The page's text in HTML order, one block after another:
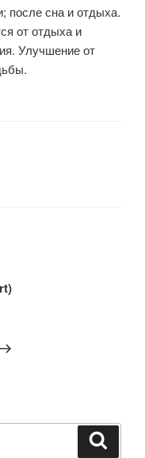
после сна и отдыха.
от отдыха и
Улучшение от